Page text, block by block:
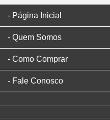
Página Inicial
Quem Somos
Como Comprar
Fale Conosco